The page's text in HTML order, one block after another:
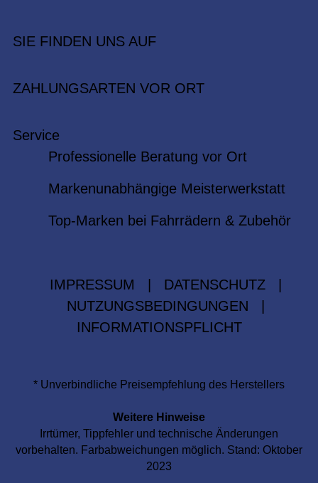
SIE FINDEN UNS AUF
ZAHLUNGSARTEN VOR ORT
Service
Professionelle Beratung vor Ort
Markenunabhängige Meisterwerkstatt
Top-Marken bei Fahrrädern & Zubehör
IMPRESSUM DATENSCHUTZ
NUTZUNGSBEDINGUNGEN
INFORMATIONSPFLICHT
* Unverbindliche Preisempfehlung des Herstellers
Weitere Hinweise
Irrtümer, Tippfehler und technische Änderungen
vorbehalten. Farbabweichungen möglich. Stand: Oktober
2023